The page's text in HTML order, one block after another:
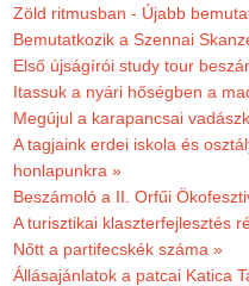
Zöld ritmusban - Újabb
Bemutatkozik a Szennai
Első újságírói study tour
Itassuk a nyári hőségben a
Megújul a karapancsai
A tagjaink erdei iskola és
honlapunkra »
Beszámoló a II. Orfűi
A turisztikai klaszterfejlesztés
Nőtt a partifecskék száma »
Állásajánlatok a patcai Katica